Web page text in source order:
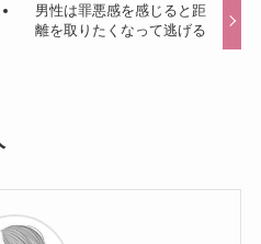
男性は罪悪感を感じると距
離を取りたくなって逃げる